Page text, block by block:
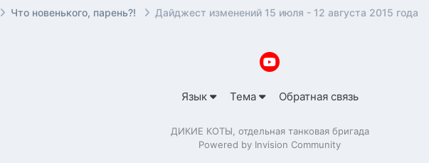
Что новенького, парень?! Дайджест изменений 15 июля - 12 августа 2015 года
Язык Тема Обратная связь
ДИКИЕ КОТЫ, отдельная танковая бригада
Powered by Invision Community